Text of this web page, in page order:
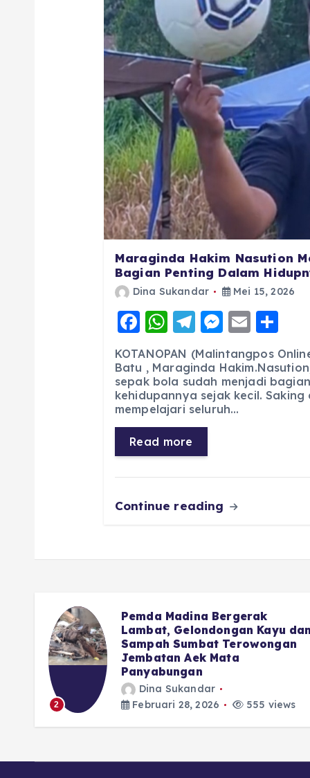
Maraginda Hakim Nasution
Bagian Penting Dalam
Dina Sukandar Mei 15, 2026
F
a
c
e
b
o
o
k
W
h
a
ts
A
p
p
T
el
e
g
r
a
m
M
e
ss
e
n
E
m
ai
l
h
a
re
KOTANOPAN (Malintangpos
Batu , Maraginda
sepak bola sudah menjadi
kehidupannya sejak kecil.
mempelajari seluruh…
Read more
Continue reading
Advocat Nasional : Hal Kecil
Saja DPRD Tidak Berani,
Apalagi Soal APBD Madina
Dina Sukandar
Februari 28, 2026